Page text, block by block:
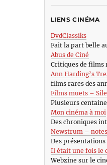
LIENS CINÉMA
DvdClassiks
Fait la part belle
Abus de Ciné
Critiques de films
Ann Harding’s
films rares des
Films muets –
Plusieurs
Mon cinéma à moi
Des chroniques
Newstrum –
Des
Il était une fois le
Webzine sur le